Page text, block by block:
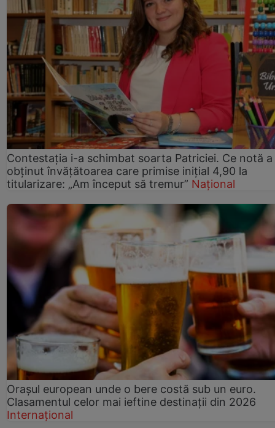
Contestația i-a schimbat soarta Patriciei. Ce notă a
obținut învățătoarea care primise inițial 4,90 la
titularizare: „Am început să tremur” Național
Orașul european unde o bere costă sub un euro.
Clasamentul celor mai ieftine destinații din 2026
Internațional